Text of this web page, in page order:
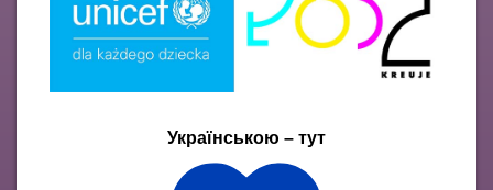
Українською – тут